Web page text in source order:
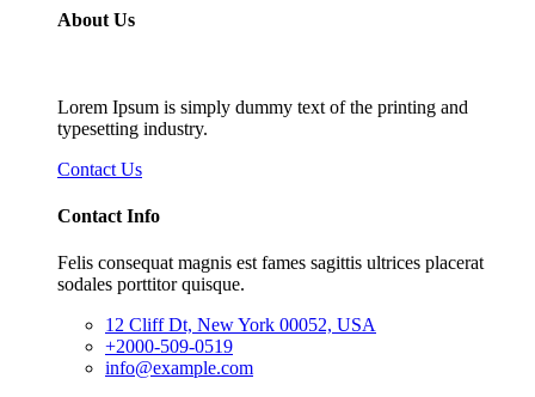
About Us
Lorem Ipsum is simply dummy text of the printing and
typesetting industry.
Contact Us
Contact Info
Felis consequat magnis est fames sagittis ultrices placerat
sodales porttitor quisque.
12 Cliff Dt, New York 00052, USA
+2000-509-0519
info@example.com